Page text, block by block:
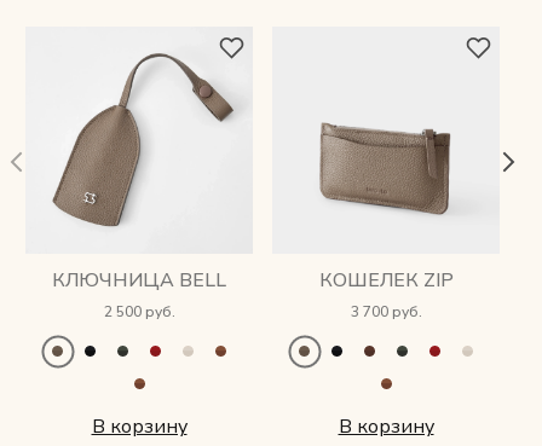
КЛЮЧНИЦА BELL
2 500 руб.
В корзину
КОШЕЛЕК ZIP
3 700 руб.
В корзину